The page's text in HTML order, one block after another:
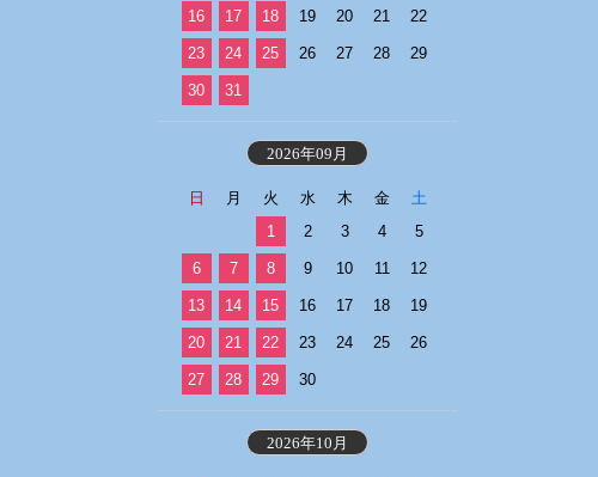
16 17 18 19 20 21 22
23 24 25 26 27 28 29
30 31
2026年09月
日 月 火 水 木 金
土
1
2 3 4 5
6 7 8 9 10 11 12
13 14 15 16 17 18 19
20 21 22 23 24 25 26
27 28 29 30
2026年10月